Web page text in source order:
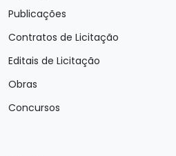
Publicações
Contratos de Licitação
Editais de Licitação
Obras
Concursos